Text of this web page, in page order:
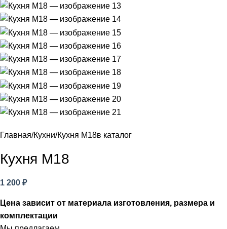
Главная Кухни Кухня М18в каталог
Кухня М18
1 200 ₽
Цена зависит от материала изготовления, размера и
комплектации